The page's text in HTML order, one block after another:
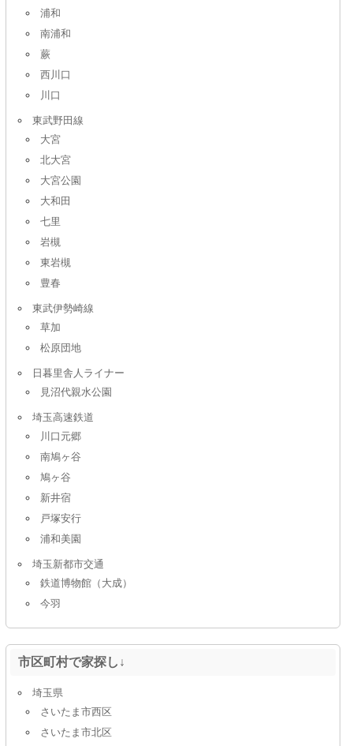
浦和
南浦和
蕨
西川口
川口
東武野田線
大宮
北大宮
大宮公園
大和田
七里
岩槻
東岩槻
豊春
東武伊勢崎線
草加
松原団地
日暮里舎人ライナー
見沼代親水公園
埼玉高速鉄道
川口元郷
南鳩ヶ谷
鳩ヶ谷
新井宿
戸塚安行
浦和美園
埼玉新都市交通
鉄道博物館（大成）
今羽
市区町村で家探し↓
埼玉県
さいたま市西区
さいたま市北区